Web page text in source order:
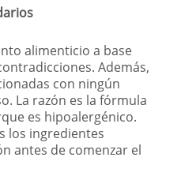
alimenticio a base
Además,
con ningún
La razón es la fórmula
es hipoalergénico.
los ingredientes
antes de comenzar el